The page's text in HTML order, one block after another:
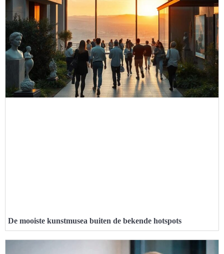
De mooiste kunstmusea buiten de bekende hotspots